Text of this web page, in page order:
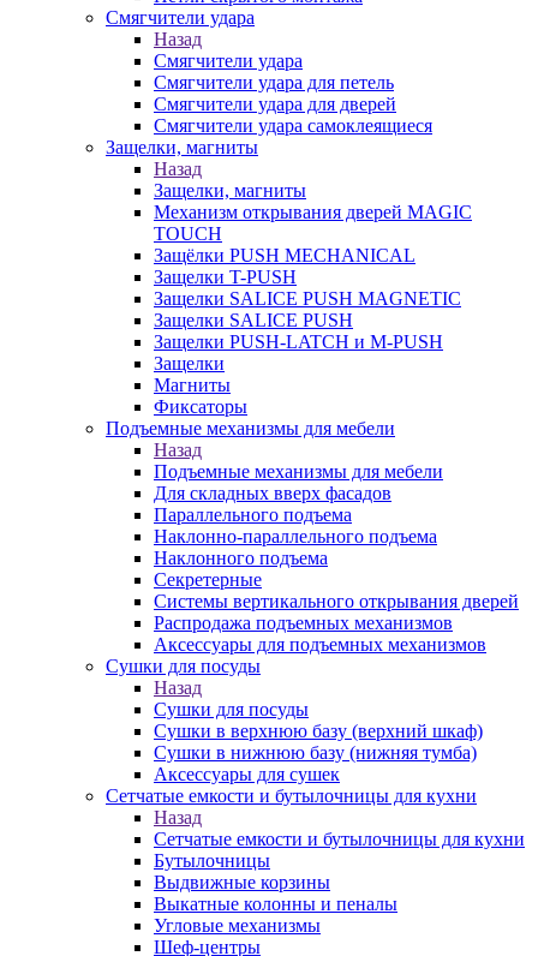
Смягчители удара
Назад
Смягчители удара
Смягчители удара для петель
Смягчители удара для дверей
Cмягчители удара самоклеящиеся
Защелки, магниты
Назад
Защелки, магниты
Механизм открывания дверей MAGIC
TOUCH
Защёлки PUSH MECHANICAL
Защелки T-PUSH
Защелки SALICE PUSH MAGNETIC
Защелки SALICE PUSH
Защелки PUSH-LATCH и M-PUSH
Защелки
Магниты
Фиксаторы
Подъемные механизмы для мебели
Назад
Подъемные механизмы для мебели
Для складных вверх фасадов
Параллельного подъема
Наклонно-параллельного подъема
Наклонного подъема
Секретерные
Системы вертикального открывания дверей
Распродажа подъемных механизмов
Аксессуары для подъемных механизмов
Сушки для посуды
Назад
Сушки для посуды
Сушки в верхнюю базу (верхний шкаф)
Сушки в нижнюю базу (нижняя тумба)
Аксессуары для сушек
Сетчатые емкости и бутылочницы для кухни
Назад
Сетчатые емкости и бутылочницы для кухни
Бутылочницы
Выдвижные корзины
Выкатные колонны и пеналы
Угловые механизмы
Шеф-центры